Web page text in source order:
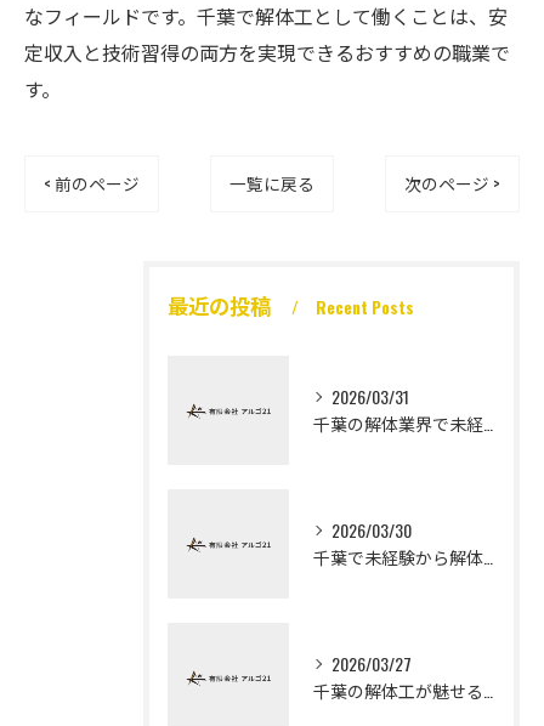
なフィールドです。千葉で解体工として働くことは、安
定収入と技術習得の両方を実現できるおすすめの職業で
す。
< 前のページ 一覧に戻る 次のページ >
最近の投稿 Recent Posts
2026/03/31
2026/03/30
2026/03/27